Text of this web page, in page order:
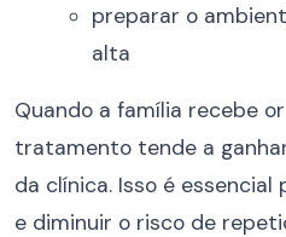
preparar o
alta
Quando a família recebe
tratamento tende a
da clínica. Isso é
e diminuir o risco de